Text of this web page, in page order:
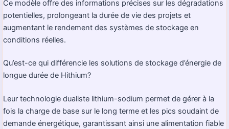
Ce modèle offre des informations précises sur les dégradations
potentielles, prolongeant la durée de vie des projets et
augmentant le rendement des systèmes de stockage en
conditions réelles.
Qu’est-ce qui différencie les solutions de stockage d’énergie de
longue durée de Hithium?
Leur technologie dualiste lithium-sodium permet de gérer à la
fois la charge de base sur le long terme et les pics soudaint de
demande énergétique, garantissant ainsi une alimentation fiable